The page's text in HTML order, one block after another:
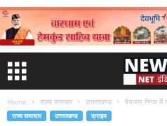
Home राज्य समाचार उत्तराखण्ड पेयजल निगम में
राज्य समाचार उत्तराखण्ड क्राइम